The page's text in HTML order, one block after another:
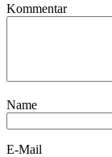
Kommentar
Name
E-Mail